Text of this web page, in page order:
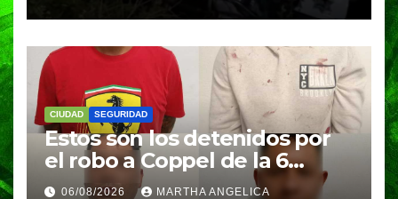
CIUDAD SEGURIDAD
Estos son los detenidos por
el robo a Coppel de la 6
Poniente
06/08/2026 MARTHA ANGELICA